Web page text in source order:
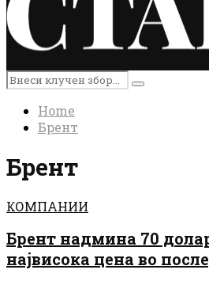
Search
for:
Search
Home
Брент
Брент
КОМПАНИИ
Брент надмина 70
највисока цена во